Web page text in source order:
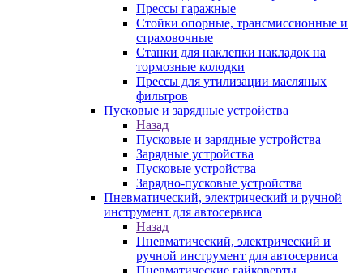
Прессы гаражные
Стойки опорные, трансмиссионные и
страховочные
Станки для наклепки накладок на
тормозные колодки
Прессы для утилизации масляных
фильтров
Пусковые и зарядные устройства
Назад
Пусковые и зарядные устройства
Зарядные устройства
Пусковые устройства
Зарядно-пусковые устройства
Пневматический, электрический и ручной
инструмент для автосервиса
Назад
Пневматический, электрический и
ручной инструмент для автосервиса
Пневматические гайковерты